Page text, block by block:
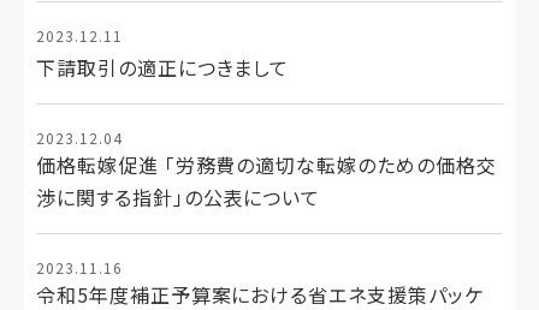
2023.12.11
下請取引の適正につきまして
2023.12.04
価格転嫁促進 「労務費の適切な転嫁のための価格交
渉に関する指針」の公表について
2023.11.16
令和5年度補正予算案における省エネ⽀援策パッケ